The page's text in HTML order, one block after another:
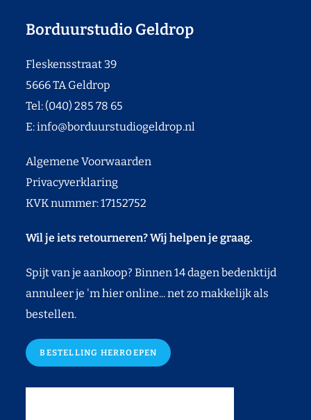
Borduurstudio Geldrop
Fleskensstraat 39
5666 TA Geldrop
Tel: (040) 285 78 65
E:info@borduurstudiogeldrop.nl
Algemene Voorwaarden
Privacyverklaring
KVK nummer: 17152752
Wil je iets retourneren? Wij helpen je graag.
Spijt van je aankoop? Binnen 14 dagen bedenktijd
annuleer je 'm hier online... net zo makkelijk als
bestellen.
BESTELLING HERROEPEN